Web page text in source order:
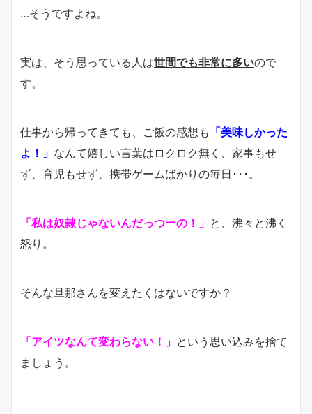
…そうですよね。
実は、そう思っている人は世間でも非常に多いので
す。
仕事から帰ってきても、ご飯の感想も 「美味しかった
よ！」 なんて嬉しい言葉はロクロク無く、家事もせ
ず、育児もせず、携帯ゲームばかりの毎日･･･。
「私は奴隷じゃないんだっつーの！」 と、沸々と沸く
怒り。
そんな旦那さんを変えたくはないですか？
「アイツなんて変わらない！」 という思い込みを捨て
ましょう。